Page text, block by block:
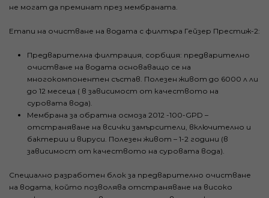
не могат да преминат през мембраната.
Етапи на очистване на водата с филтъра Гейзер Престиж-2:
Предварителна филтрация, сорбция: предварително
очистване на водата основаващо се на
многокомпонентен състав. Полезен живот до 6000 л ли
до 12 месеца ( в зависимост от качеството на
суровата вода).
Мембрана за обратна осмоза 2012 -100-GPD –
отстраняване на всички замърсители, включително и
бактерии и вируси. Полезен живот – 1-2 години (в
зависимост от качеството на суровата вода).
Специално разработен блок за предварително очистване
на водата, който позволява отстраняване на високо